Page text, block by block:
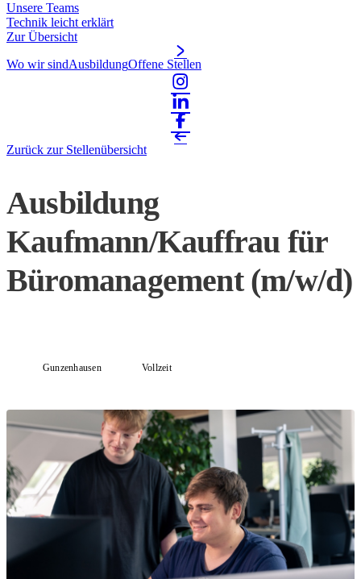
Unsere Teams
Technik leicht erklärt
Zur Übersicht
Wo wir sindAusbildungOffene Stellen
Zurück zur Stellenübersicht
Ausbildung
Kaufmann/Kauffrau für
Büromanagement (m/w/d)
Gunzenhausen Vollzeit